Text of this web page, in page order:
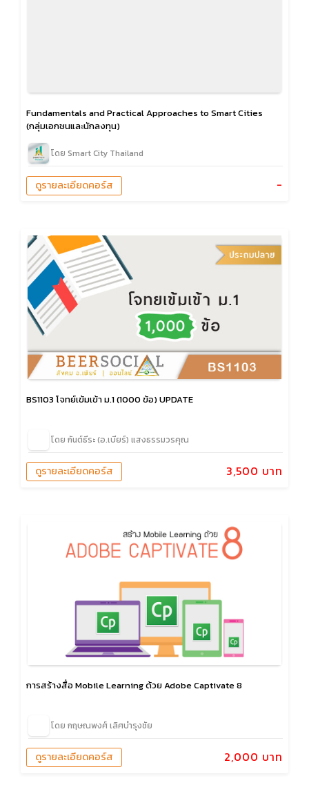
Fundamentals and Practical Approaches to Smart Cities
(กลุ่มเอกชนและนักลงทุน)
โดย Smart City Thailand
-
ดูรายละเอียดคอร์ส
BS1103 โจทย์เข้มเข้า ม.1 (1000 ข้อ) UPDATE
โดย กันต์ธีระ (อ.เบียร์) แสงธรรมวรคุณ
3,500 บาท
ดูรายละเอียดคอร์ส
การสร้างสื่อ Mobile Learning ด้วย Adobe Captivate 8
โดย กฤษณพงศ์ เลิศบำรุงชัย
2,000 บาท
ดูรายละเอียดคอร์ส